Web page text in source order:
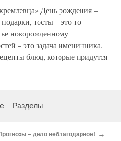
День рождения –
тосты – это то
новорожденному
– это задача именинника.
блюд, которые придутся
Разделы
– дело неблагодарное! →